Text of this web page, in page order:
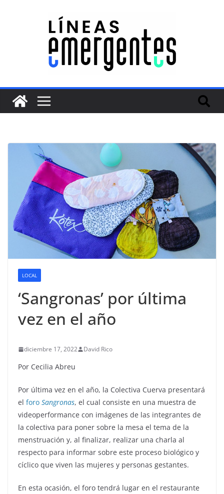
LOCAL
‘Sangronas’ por última
vez en el año
diciembre 17, 2022 David Rico
Por Cecilia Abreu
Por última vez en el año, la Colectiva Cuerva presentará
el foro Sangronas, el cual consiste en una muestra de
videoperformance con imágenes de las integrantes de
la colectiva para poner sobre la mesa el tema de la
menstruación y, al finalizar, realizar una charla al
respecto para informar sobre este proceso biológico y
cíclico que viven las mujeres y personas gestantes.
En esta ocasión, el foro tendrá lugar en el restaurante